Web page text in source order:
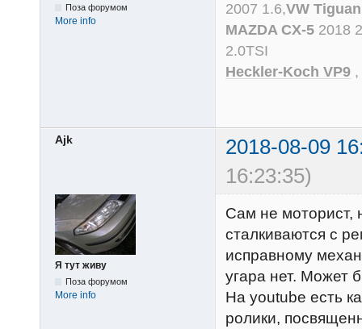
Поза форумом
More info
2007 1.6,VW
MAZDA CX-5 2018
2.0TSI
Heckler-Koch VP9 ,
Ajk
2018-08-09
16:23:35)
Я тут живу
Поза форумом
More info
Сам не моторист,
сталкиваются с
исправному
угара нет. Может
На youtube есть
ролики,